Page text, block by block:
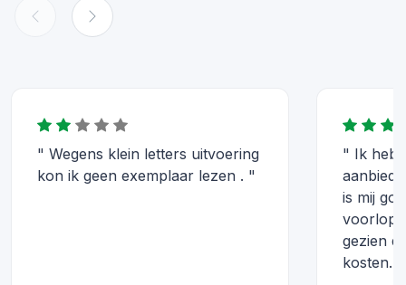
" Wegens klein letters uitvoering
kon ik geen exemplaar lezen . "
" Ik heb
is mij
gezien
kosten. "